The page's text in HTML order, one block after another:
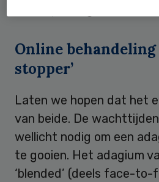
Online behandeling
stopper’
Laten we hopen dat het
van beide. De
wellicht nodig om een
te gooien. Het adagium
‘blended’ (deels face-to-